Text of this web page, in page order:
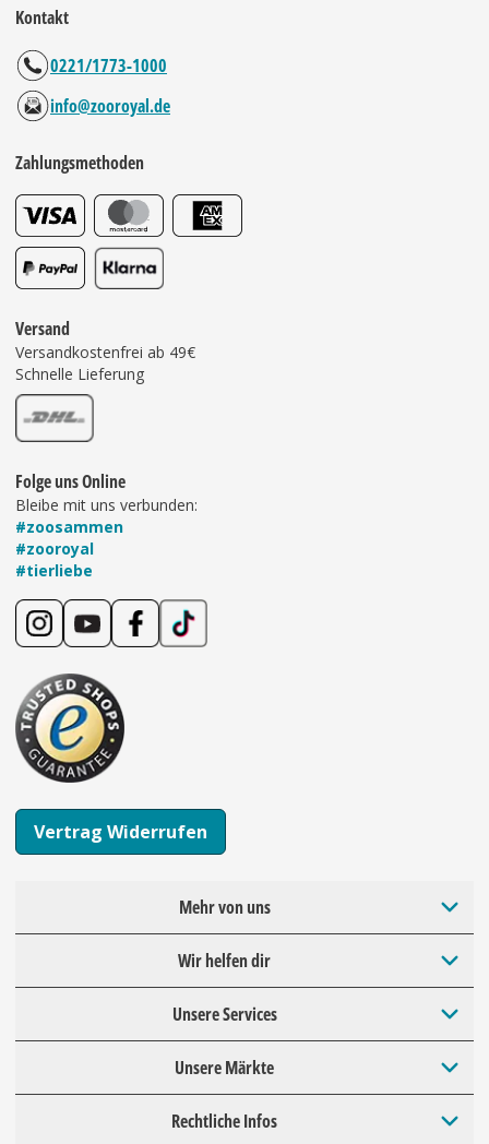
Kontakt
0221/1773-1000
info@zooroyal.de
Zahlungsmethoden
Versand
Versandkostenfrei ab 49€
Schnelle Lieferung
Folge uns Online
Bleibe mit uns verbunden:
#zoosammen
#zooroyal
#tierliebe
Vertrag Widerrufen
Mehr von uns
Wir helfen dir
Unsere Services
Unsere Märkte
Rechtliche Infos